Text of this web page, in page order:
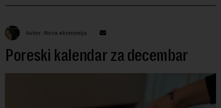
Autor: Nova ekonomija
Poreski kalendar za decembar